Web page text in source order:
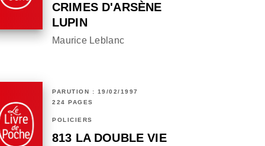
CRIMES D'ARSÈNE
LUPIN
Maurice Leblanc
PARUTION : 19/02/1997
224 PAGES
POLICIERS
813 LA DOUBLE VIE